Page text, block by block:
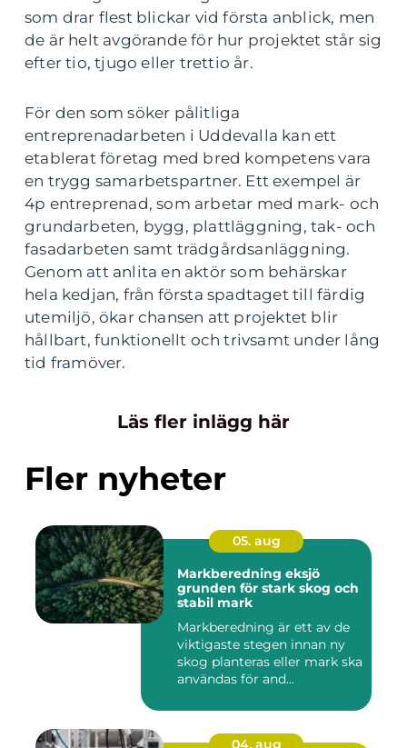
som drar flest blickar vid första anblick, men
de är helt avgörande för hur projektet står sig
efter tio, tjugo eller trettio år.
För den som söker pålitliga
entreprenadarbeten i Uddevalla kan ett
etablerat företag med bred kompetens vara
en trygg samarbetspartner. Ett exempel är
4p entreprenad, som arbetar med mark- och
grundarbeten, bygg, plattläggning, tak- och
fasadarbeten samt trädgårdsanläggning.
Genom att anlita en aktör som behärskar
hela kedjan, från första spadtaget till färdig
utemiljö, ökar chansen att projektet blir
hållbart, funktionellt och trivsamt under lång
tid framöver.
Läs fler inlägg här
Fler nyheter
05. aug
Markberedning eksjö
grunden för stark skog och
stabil mark
Markberedning är ett av de
viktigaste stegen innan ny
skog planteras eller mark ska
användas för and...
04. aug